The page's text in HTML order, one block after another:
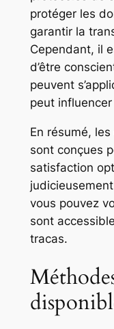
protéger les
garantir la
Cependant, il
d’être
peuvent
peut
En résumé,
sont conçues
satisfaction
vous pouvez
sont
tracas.